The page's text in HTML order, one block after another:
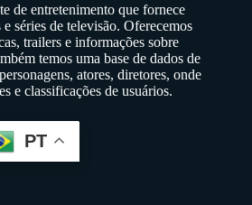
de entretenimento que fornece
séries de televisão. Oferecemos
trailers e informações sobre
temos uma base de dados de
atores, diretores, onde
e classificações de usuários.
PT